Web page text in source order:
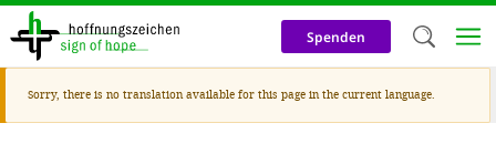
Skip
content
Spenden
Warning
message
Sorry, there is no translation available for this page in the current language.